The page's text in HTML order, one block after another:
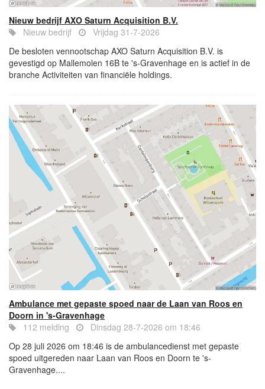
Nieuw bedrijf AXO Saturn Acquisition B.V.
Nieuw bedrijf
Vrijdag 31-7-2026
De besloten vennootschap AXO Saturn Acquisition B.V. is
gevestigd op Mallemolen 16B te 's-Gravenhage en is actief in de
branche Activiteiten van financiële holdings.
Ambulance met gepaste spoed naar de Laan van Roos en
Doorn in 's-Gravenhage
112 melding
Dinsdag 28-7-2026 om 18:46
Op 28 juli 2026 om 18:46 is de ambulancedienst met gepaste
spoed uitgereden naar Laan van Roos en Doorn te 's-
Gravenhage....